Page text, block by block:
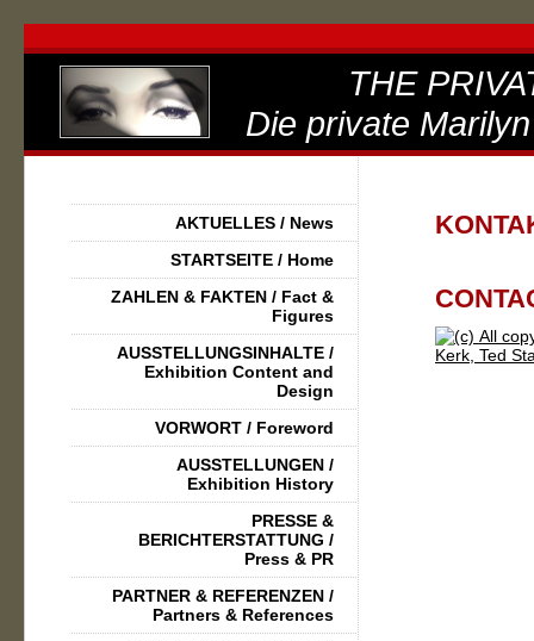
THE
Die private Marilyn
AKTUELLES / News
STARTSEITE / Home
ZAHLEN & FAKTEN / Fact &
Figures
AUSSTELLUNGSINHALTE /
Exhibition Content and
Design
VORWORT / Foreword
AUSSTELLUNGEN /
Exhibition History
PRESSE &
BERICHTERSTATTUNG /
Press & PR
PARTNER & REFERENZEN /
Partners & References